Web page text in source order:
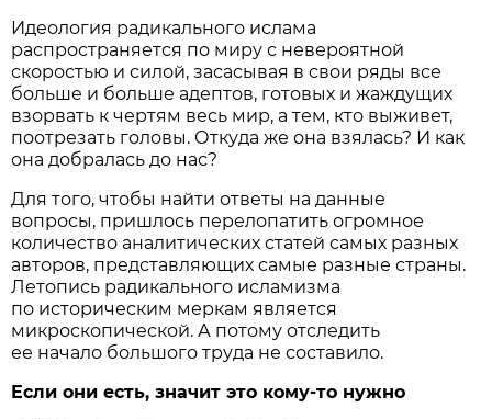
Идеология радикального ислама
распространяется по миру с невероятной
скоростью и силой, засасывая в свои ряды все
больше и больше адептов, готовых и жаждущих
взорвать к чертям весь мир, а тем, кто выживет,
поотрезать головы. Откуда же она взялась? И как
она добралась до нас?
Для того, чтобы найти ответы на данные
вопросы, пришлось перелопатить огромное
количество аналитических статей самых разных
авторов, представляющих самые разные страны.
Летопись радикального исламизма
по историческим меркам является
микроскопической. А потому отследить
ее начало большого труда не составило.
Если они есть, значит это кому-то нужно